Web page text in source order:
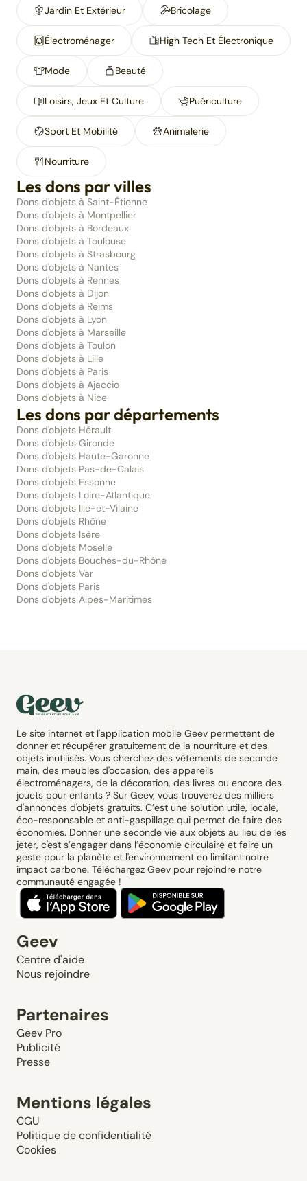
Jardin Et Extérieur Bricolage
Électroménager High Tech Et Électronique
Mode Beauté
Loisirs, Jeux Et Culture Puériculture
Sport Et Mobilité Animalerie
Nourriture
Les dons par villes
Dons d'objets à Saint-Étienne
Dons d'objets à Montpellier
Dons d'objets à Bordeaux
Dons d'objets à Toulouse
Dons d'objets à Strasbourg
Dons d'objets à Nantes
Dons d'objets à Rennes
Dons d'objets à Dijon
Dons d'objets à Reims
Dons d'objets à Lyon
Dons d'objets à Marseille
Dons d'objets à Toulon
Dons d'objets à Lille
Dons d'objets à Paris
Dons d'objets à Ajaccio
Dons d'objets à Nice
Les dons par départements
Dons d'objets Hérault
Dons d'objets Gironde
Dons d'objets Haute-Garonne
Dons d'objets Pas-de-Calais
Dons d'objets Essonne
Dons d'objets Loire-Atlantique
Dons d'objets Ille-et-Vilaine
Dons d'objets Rhône
Dons d'objets Isère
Dons d'objets Moselle
Dons d'objets Bouches-du-Rhône
Dons d'objets Var
Dons d'objets Paris
Dons d'objets Alpes-Maritimes
Le site internet et l'application mobile Geev permettent de
donner et récupérer gratuitement de la nourriture et des
objets inutilisés. Vous cherchez des vêtements de seconde
main, des meubles d'occasion, des appareils
électroménagers, de la décoration, des livres ou encore des
jouets pour enfants ? Sur Geev, vous trouverez des milliers
d'annonces d'objets gratuits. C’est une solution utile, locale,
éco-responsable et anti-gaspillage qui permet de faire des
économies. Donner une seconde vie aux objets au lieu de les
jeter, c'est s’engager dans l’économie circulaire et faire un
geste pour la planète et l'environnement en limitant notre
impact carbone. Téléchargez Geev pour rejoindre notre
communauté engagée !
Geev
Centre d'aide
Nous rejoindre
Partenaires
Geev Pro
Publicité
Presse
Mentions légales
CGU
Politique de confidentialité
Cookies